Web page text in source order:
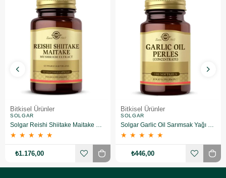
Bitkisel Ürünler
SOLGAR
★ ★ ★ ★ ★
₺1.176,00
Bitkisel Ürünler
SOLGAR
★ ★ ★ ★ ★
₺446,00